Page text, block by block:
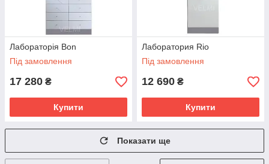
Лабораторія Bon
Під замовлення
17 280 ₴
Купити
Лаборатория Rio
Під замовлення
12 690 ₴
Купити
Показати ще